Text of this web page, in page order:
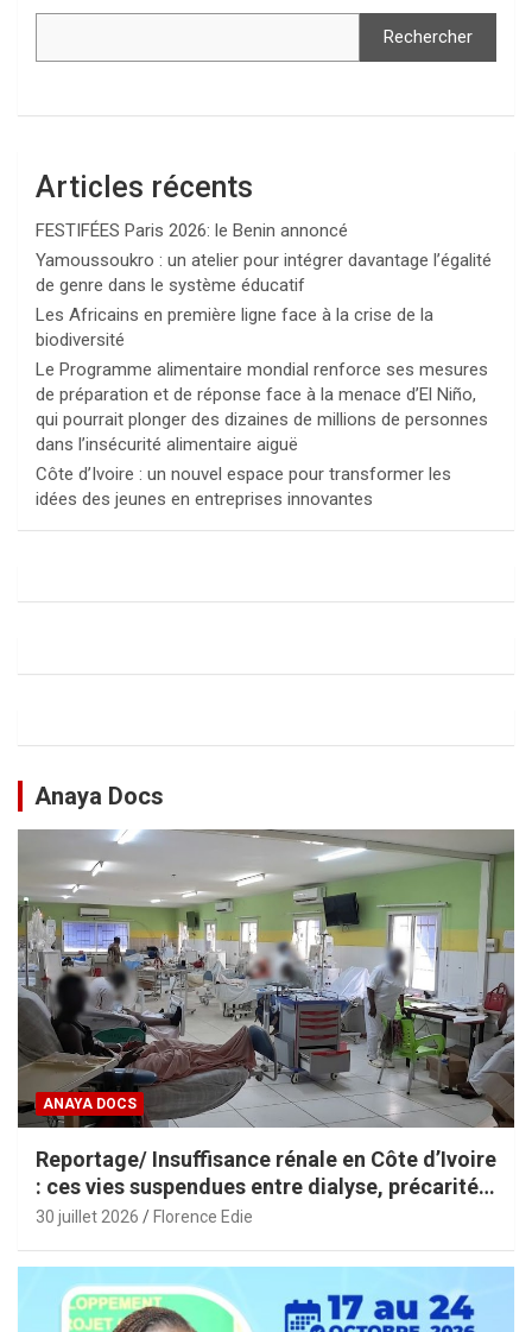
Rechercher
Articles récents
FESTIFÉES Paris 2026: le Benin annoncé
Yamoussoukro : un atelier pour intégrer davantage l’égalité
de genre dans le système éducatif
Les Africains en première ligne face à la crise de la
biodiversité
Le Programme alimentaire mondial renforce ses mesures
de préparation et de réponse face à la menace d’El Niño,
qui pourrait plonger des dizaines de millions de personnes
dans l’insécurité alimentaire aiguë
Côte d’Ivoire : un nouvel espace pour transformer les
idées des jeunes en entreprises innovantes
Anaya Docs
ANAYA DOCS
Reportage/ Insuffisance rénale en Côte d’Ivoire
: ces vies suspendues entre dialyse, précarité
et espoir
30 juillet 2026 Florence Edie